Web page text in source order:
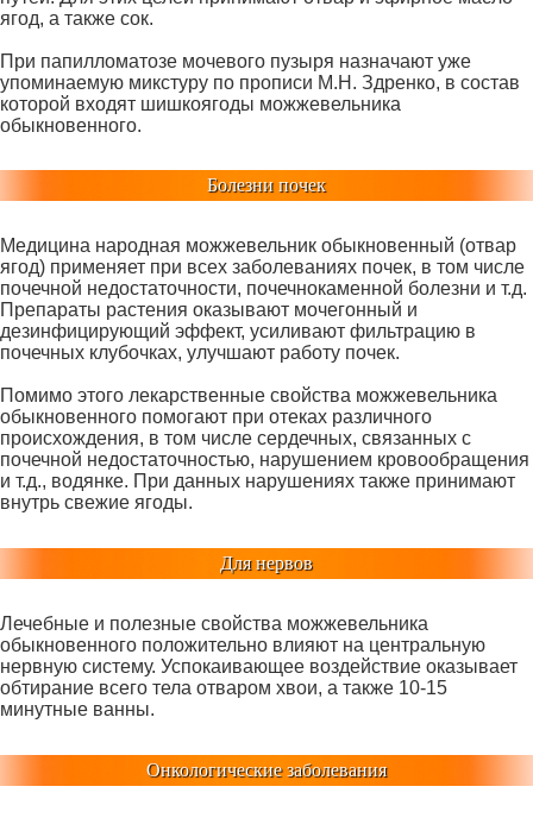
ягод, а также сок.
При папилломатозе мочевого пузыря назначают уже
упоминаемую микстуру по прописи М.Н. Здренко, в состав
которой входят шишкоягоды можжевельника
обыкновенного.
Болезни почек
Медицина народная можжевельник обыкновенный (отвар
ягод) применяет при всех заболеваниях почек, в том числе
почечной недостаточности, почечнокаменной болезни и т.д.
Препараты растения оказывают мочегонный и
дезинфицирующий эффект, усиливают фильтрацию в
почечных клубочках, улучшают работу почек.
Помимо этого лекарственные свойства можжевельника
обыкновенного помогают при отеках различного
происхождения, в том числе сердечных, связанных с
почечной недостаточностью, нарушением кровообращения
и т.д., водянке. При данных нарушениях также принимают
внутрь свежие ягоды.
Для нервов
Лечебные и полезные свойства можжевельника
обыкновенного положительно влияют на центральную
нервную систему. Успокаивающее воздействие оказывает
обтирание всего тела отваром хвои, а также 10-15
минутные ванны.
Онкологические заболевания